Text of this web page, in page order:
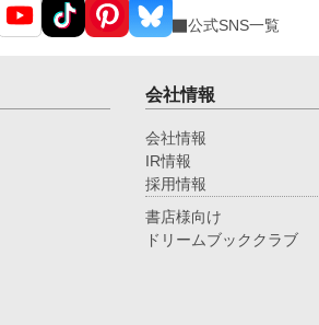
公式SNS一覧
会社情報
会社情報
IR情報
採用情報
書店様向け
ドリームブッククラブ